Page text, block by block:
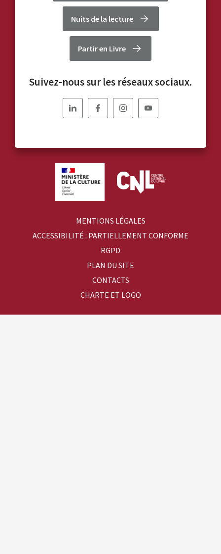
Nuits de la lecture
Partir en Livre
Suivez-nous sur les réseaux sociaux.
Nous
Nous
Nous
Nous
MENTIONS LÉGALES
ACCESSIBILITÉ : PARTIELLEMENT CONFORME
RGPD
PLAN DU SITE
CONTACTS
CHARTE ET LOGO